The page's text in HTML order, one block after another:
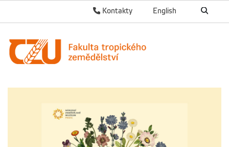
English
Kontakty